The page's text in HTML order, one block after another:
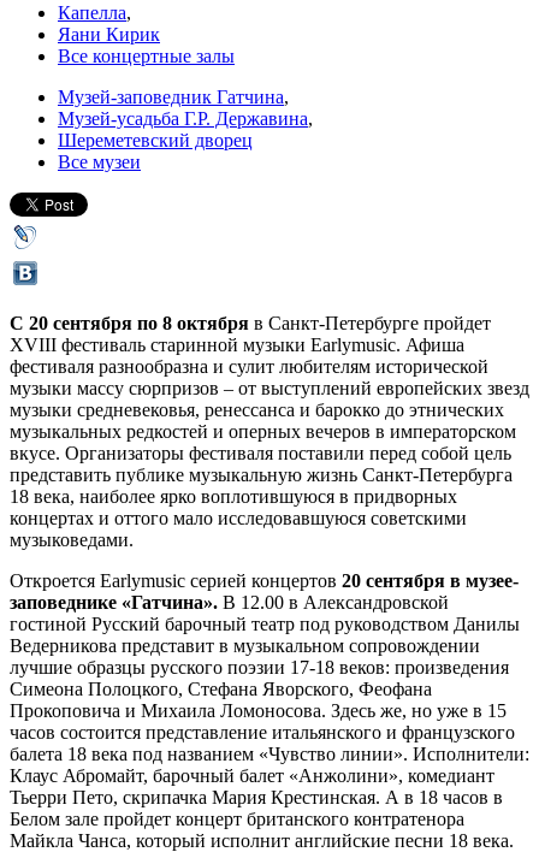
Капелла,
Яани Кирик
Все концертные залы
Музей-заповедник Гатчина,
Музей-усадьба Г.Р. Державина,
Шереметевский дворец
Все музеи
С 20 сентября по 8 октября в Санкт-Петербурге пройдет
XVIII фестиваль старинной музыки Earlymusic. Афиша
фестиваля разнообразна и сулит любителям исторической
музыки массу сюрпризов – от выступлений европейских звезд
музыки средневековья, ренессанса и барокко до этнических
музыкальных редкостей и оперных вечеров в императорском
вкусе. Организаторы фестиваля поставили перед собой цель
представить публике музыкальную жизнь Санкт-Петербурга
18 века, наиболее ярко воплотившуюся в придворных
концертах и оттого мало исследовавшуюся советскими
музыковедами.
Откроется Earlymusic серией концертов 20 сентября в музее-
заповеднике «Гатчина». В 12.00 в Александровской
гостиной Русский барочный театр под руководством Данилы
Ведерникова представит в музыкальном сопровождении
лучшие образцы русского поэзии 17-18 веков: произведения
Симеона Полоцкого, Стефана Яворского, Феофана
Прокоповича и Михаила Ломоносова. Здесь же, но уже в 15
часов состоится представление итальянского и французского
балета 18 века под названием «Чувство линии». Исполнители:
Клаус Абромайт, барочный балет «Анжолини», комедиант
Тьерри Пето, скрипачка Мария Крестинская. А в 18 часов в
Белом зале пройдет концерт британского контратенора
Майкла Чанса, который исполнит английские песни 18 века.